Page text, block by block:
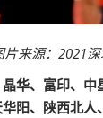
片来源：2021
华、富印、
阳、陕西北